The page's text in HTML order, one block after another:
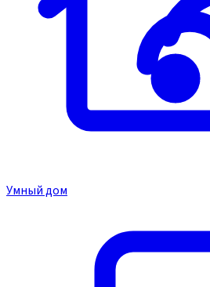
Умный дом